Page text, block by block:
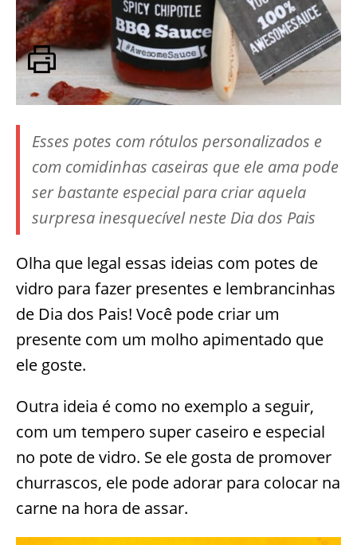
Esses potes com rótulos personalizados e
com comidinhas caseiras que ele ama pode
ser bastante especial para criar aquela
surpresa inesquecível neste Dia dos Pais
Olha que legal essas ideias com potes de
vidro para fazer presentes e lembrancinhas
de Dia dos Pais! Você pode criar um
presente com um molho apimentado que
ele goste.
Outra ideia é como no exemplo a seguir,
com um tempero super caseiro e especial
no pote de vidro. Se ele gosta de promover
churrascos, ele pode adorar para colocar na
carne na hora de assar.